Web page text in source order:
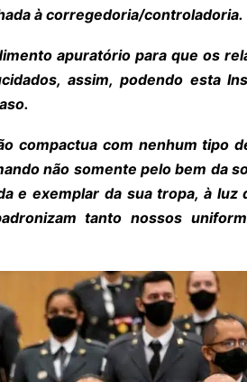
à corregedoria/controladoria.
apuratório para que os
assim, podendo esta
compactua com nenhum tipo
não somente pelo bem da
e exemplar da sua tropa, à luz
tanto nossos